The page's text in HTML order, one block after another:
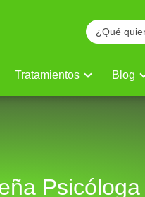
Tratamientos Blog
Psicóloga